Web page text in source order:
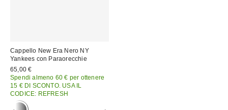
Cappello New Era Nero NY
Yankees con Paraorecchie
65,00 €
Spendi almeno 60 € per ottenere
15 € DI SCONTO. USA IL
CODICE: REFRESH